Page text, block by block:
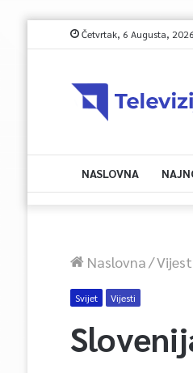
Četvrtak, 6 Augusta,
NASLOVNA
Naslovna/
Svijet Vijesti